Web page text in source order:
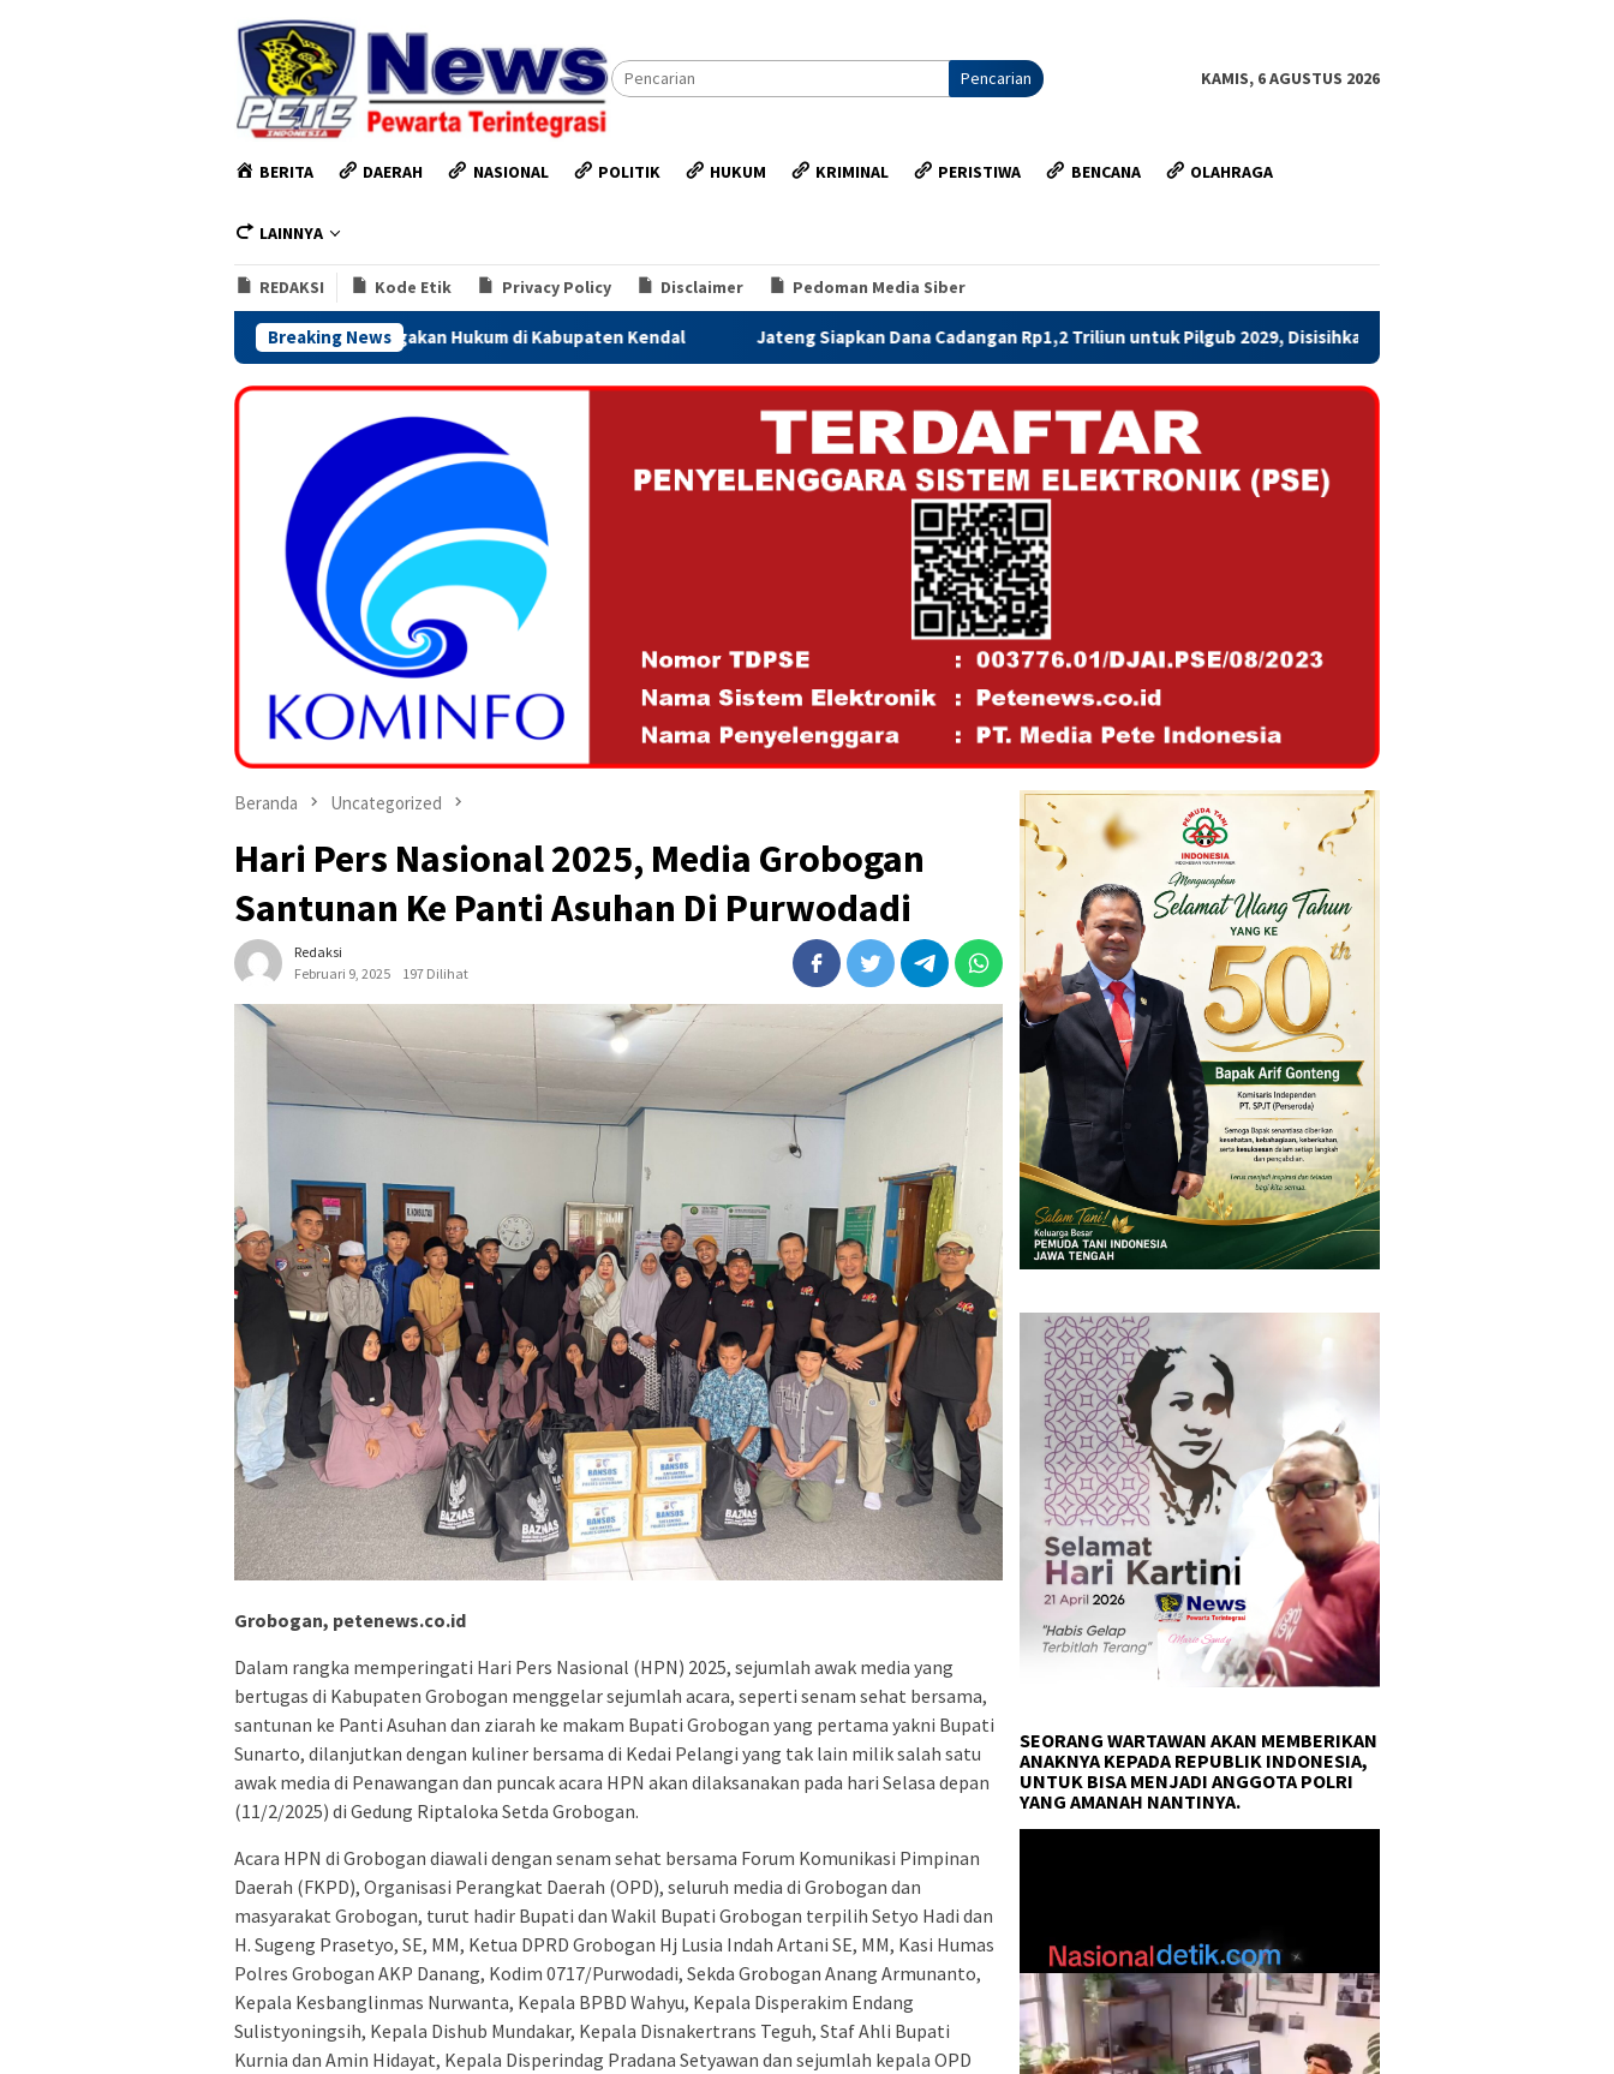
Pencarian KAMIS, 6 AGUSTUS 2026
BERITA DAERAH NASIONAL POLITIK HUKUM KRIMINAL PERISTIWA BENCANA OLAHRAGA
LAINNYA
REDAKSI Kode Etik Privacy Policy Disclaimer Pedoman Media Siber
Breaking News
Perkuat Sinergi Penegakan Hukum di Kabupaten Kendal Jateng Siapkan Dana Cadangan Rp1,2 Triliun untuk Pilgub 2029, Disisihkan Bertahap Mulai 2027
Beranda Uncategorized
Hari Pers Nasional 2025, Media Grobogan
Santunan Ke Panti Asuhan Di Purwodadi
Redaksi
Februari 9, 2025
197 Dilihat
Grobogan, petenews.co.id
Dalam rangka memperingati Hari Pers Nasional (HPN) 2025, sejumlah awak media yang
bertugas di Kabupaten Grobogan menggelar sejumlah acara, seperti senam sehat bersama,
santunan ke Panti Asuhan dan ziarah ke makam Bupati Grobogan yang pertama yakni Bupati
Sunarto, dilanjutkan dengan kuliner bersama di Kedai Pelangi yang tak lain milik salah satu
awak media di Penawangan dan puncak acara HPN akan dilaksanakan pada hari Selasa depan
(11/2/2025) di Gedung Riptaloka Setda Grobogan.
Acara HPN di Grobogan diawali dengan senam sehat bersama Forum Komunikasi Pimpinan
Daerah (FKPD), Organisasi Perangkat Daerah (OPD), seluruh media di Grobogan dan
masyarakat Grobogan, turut hadir Bupati dan Wakil Bupati Grobogan terpilih Setyo Hadi dan
H. Sugeng Prasetyo, SE, MM, Ketua DPRD Grobogan Hj Lusia Indah Artani SE, MM, Kasi Humas
Polres Grobogan AKP Danang, Kodim 0717/Purwodadi, Sekda Grobogan Anang Armunanto,
Kepala Kesbanglinmas Nurwanta, Kepala BPBD Wahyu, Kepala Disperakim Endang
Sulistyoningsih, Kepala Dishub Mundakar, Kepala Disnakertrans Teguh, Staf Ahli Bupati
Kurnia dan Amin Hidayat, Kepala Disperindag Pradana Setyawan dan sejumlah kepala OPD
SEORANG WARTAWAN AKAN MEMBERIKAN
ANAKNYA KEPADA REPUBLIK INDONESIA,
UNTUK BISA MENJADI ANGGOTA POLRI
YANG AMANAH NANTINYA.